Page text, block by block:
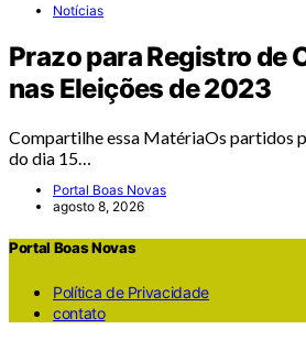
Notícias
Prazo para Registro de
nas Eleições de 2023
Compartilhe essa MatériaOs partidos
do dia 15…
Portal Boas Novas
agosto 8, 2026
Portal Boas Novas
Política de Privacidade
contato